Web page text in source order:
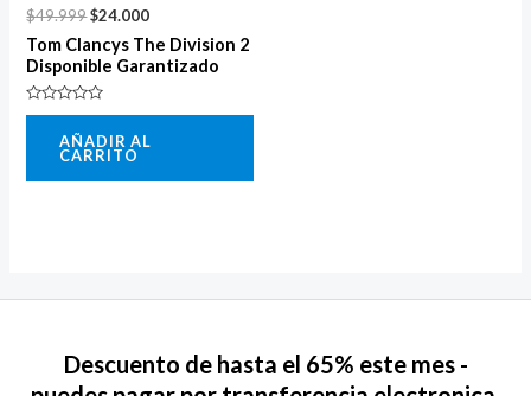
$49.999$24.000
Tom Clancys The Division 2
Disponible Garantizado
Valorado
AÑADIR AL
CARRITO
Descuento de hasta el 65% este mes -